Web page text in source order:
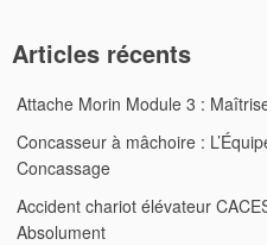
Articles récents
Attache Morin Module 3 :
Concasseur à mâchoire :
Concassage
Accident chariot élévateur
Absolument